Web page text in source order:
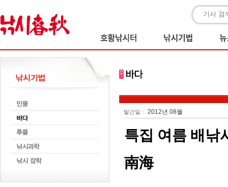
발간일 : 2012년 08월